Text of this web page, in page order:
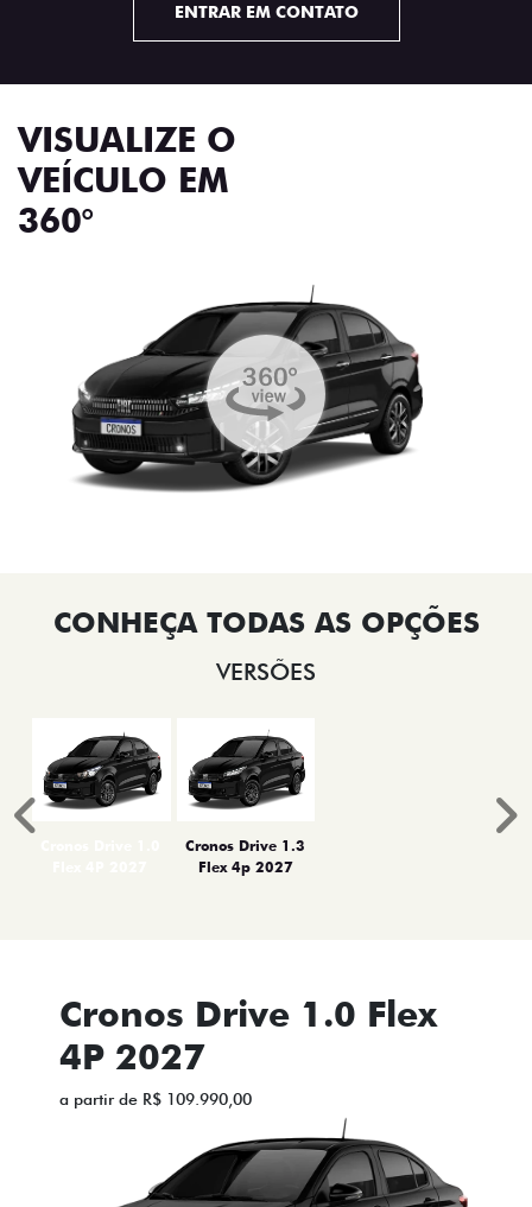
ENTRAR EM CONTATO
VISUALIZE O
VEÍCULO EM
360°
VERSÕES
Cronos Drive 1.3
Flex 4p 2027
Anterior
Cronos Drive 1.0 Flex
4P 2027
a partir de R$ 109.990,00